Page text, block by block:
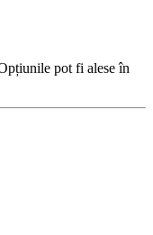
pot fi alese în